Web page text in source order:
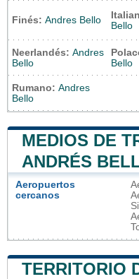
Finés: Andres Bello
Bello
Neerlandés: Andres
Bello
Bello
Rumano: Andres
Bello
MEDIOS DE
ANDRÉS
Aeropuertos
cercanos
TERRITORIO